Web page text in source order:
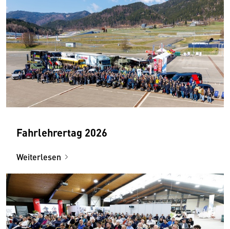
Fahrlehrertag 2026
Weiterlesen